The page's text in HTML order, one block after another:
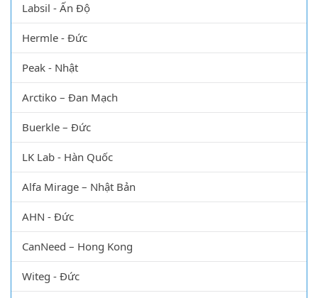
Labsil - Ấn Độ
Hermle - Đức
Peak - Nhật
Arctiko – Đan Mạch
Buerkle – Đức
LK Lab - Hàn Quốc
Alfa Mirage – Nhật Bản
AHN - Đức
CanNeed – Hong Kong
Witeg - Đức